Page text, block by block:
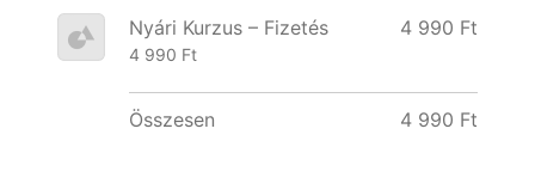
Nyári Kurzus – Fizetés
4 990 Ft
4 990 Ft
Összesen 4 990 Ft